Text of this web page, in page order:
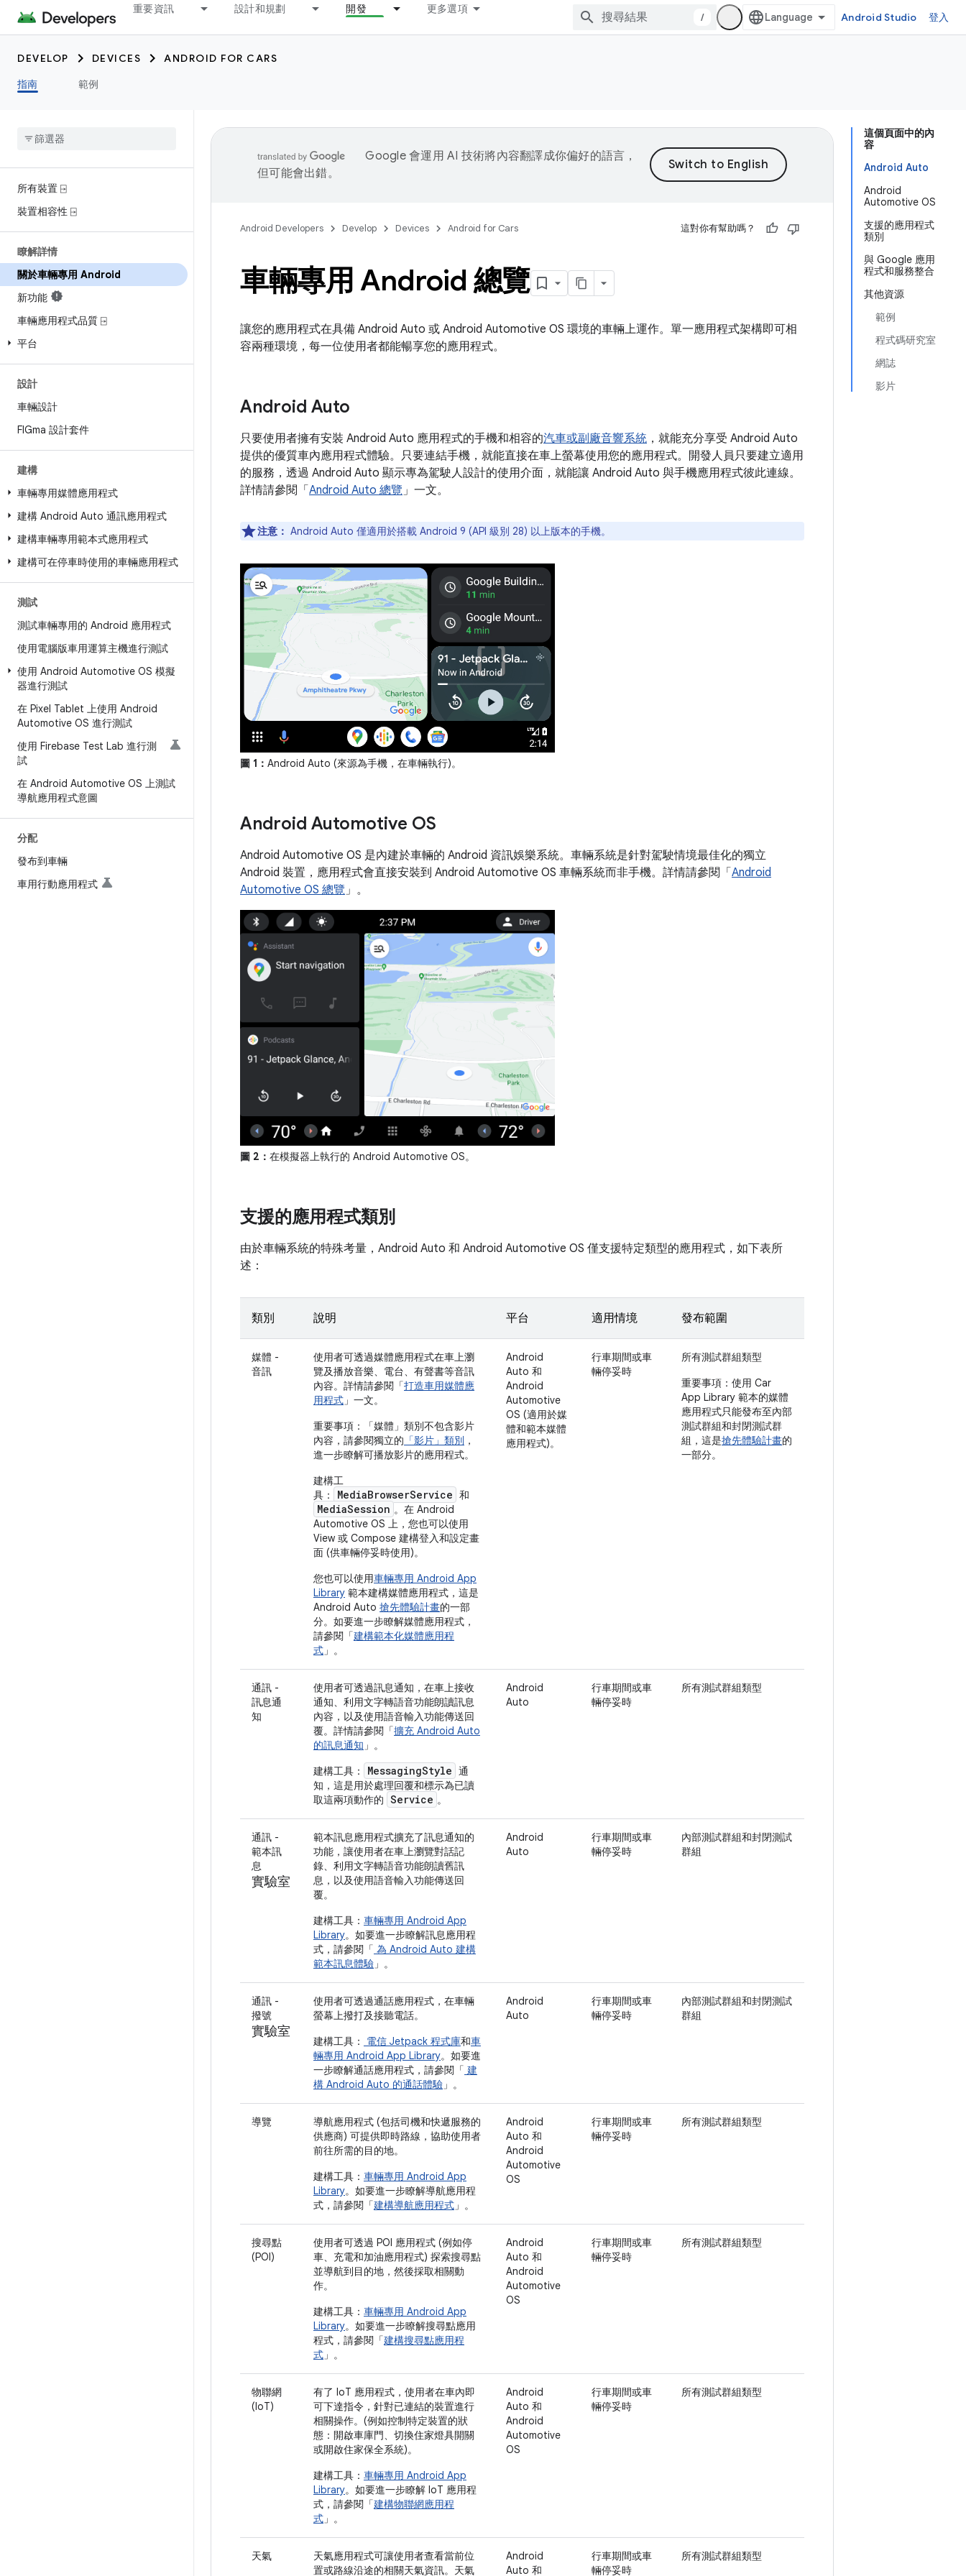
重要資訊 設計和規劃 開發 更多選項
/ Android Studio 登入
DEVELOP DEVICES
ANDROID FOR CARS
指南
範例
所有裝置 ⍈
裝置相容性 ⍈
瞭解詳情
關於車輛專用 Android
新功能
車輛應用程式品質 ⍈
平台
設計
車輛設計
FIGma 設計套件
建構
車輛專用媒體應用程式
建構 Android Auto 通訊應用程式
建構車輛專用範本式應用程式
建構可在停車時使用的車輛應用程式
測試
測試車輛專用的 Android 應用程式
使用電腦版車用運算主機進行測試
使用 Android Automotive OS 模擬
器進行測試
在 Pixel Tablet 上使用 Android
Automotive OS 進行測試
使用 Firebase Test Lab 進行測
試
在 Android Automotive OS 上測試
導航應用程式意圖
分配
發布到車輛
車用行動應用程式
這個頁面中的內
容
Android Auto
Android
Automotive OS
支援的應用程式
類別
與 Google 應用
程式和服務整合
其他資源
範例
程式碼研究室
網誌
影片
Google 會運用 AI 技術將內容翻譯成你偏好的語言，
但可能會出錯。
Android Developers Develop Devices Android for Cars 這對你有幫助嗎？
車輛專用 Android 總覽
讓您的應用程式在具備 Android Auto 或 Android Automotive OS 環境的車輛上運作。單一應用程式架構即可相
容兩種環境，每一位使用者都能暢享您的應用程式。
Android Auto
只要使用者擁有安裝 Android Auto 應用程式的手機和相容的汽車或副廠音響系統 ，就能充分享受 Android Auto
提供的優質車內應用程式體驗。只要連結手機，就能直接在車上螢幕使用您的應用程式。開發人員只要建立適用
的服務，透過 Android Auto 顯示專為駕駛人設計的使用介面，就能讓 Android Auto 與手機應用程式彼此連線。
詳情請參閱「 Android Auto 總覽」一文。
注意： Android Auto 僅適用於搭載 Android 9 (API 級別 28) 以上版本的手機。
圖 1： Android Auto (來源為手機，在車輛執行)。
Android Automotive OS
Android Automotive OS 是內建於車輛的 Android 資訊娛樂系統。車輛系統是針對駕駛情境最佳化的獨立
Android 裝置，應用程式會直接安裝到 Android Automotive OS 車輛系統而非手機。詳情請參閱「Android
Automotive OS 總覽 」。
圖 2： 在模擬器上執行的 Android Automotive OS。
支援的應用程式類別
由於車輛系統的特殊考量，Android Auto 和 Android Automotive OS 僅支援特定類型的應用程式，如下表所
述：
類別 說明 平台 適用情境 發布範圍
媒體 -
音訊
使用者可透過媒體應用程式在車上瀏
覽及播放音樂、電台、有聲書等音訊
內容。詳情請參閱「打造車用媒體應
用程式 」一文。
重要事項：
「媒體」類別不包含影片
內容，請參閱獨立的 「影片」類別 ，
進一步瞭解可播放影片的應用程式。
建構工
具：
MediaBrowserService 和
MediaSession 。在 Android
Automotive OS 上，您也可以使用
View 或 Compose 建構登入和設定畫
面 (供車輛停妥時使用)。
您也可以使用車輛專用 Android App
Library 範本建構媒體應用程式，這是
Android Auto 搶先體驗計畫的一部
分。如要進一步瞭解媒體應用程式，
請參閱「建構範本化媒體應用程
式 」。
Android
Auto 和
Android
Automotive
OS (適用於媒
體和範本媒體
應用程式)。
行車期間或車
輛停妥時
所有測試群組類型
重要事項： 使用 Car
App Library 範本的媒體
應用程式只能發布至內部
測試群組和封閉測試群
組，這是搶先體驗計畫的
一部分。
通訊 -
訊息通
知
使用者可透過訊息通知，在車上接收
通知、利用文字轉語音功能朗讀訊息
內容，以及使用語音輸入功能傳送回
覆。詳情請參閱「擴充 Android Auto
的訊息通知 」。
建構工具：
MessagingStyle 通
知，這是用於處理回覆和標示為已讀
取這兩項動作的 Service 。
Android
Auto
行車期間或車
輛停妥時
所有測試群組類型
通訊 -
範本訊
息
實驗室
範本訊息應用程式擴充了訊息通知的
功能，讓使用者在車上瀏覽對話記
錄、利用文字轉語音功能朗讀舊訊
息，以及使用語音輸入功能傳送回
覆。
建構工具： 車輛專用 Android App
Library。如要進一步瞭解訊息應用程
式，請參閱「 為 Android Auto 建構
範本訊息體驗 」。
Android
Auto
行車期間或車
輛停妥時
內部測試群組和封閉測試
群組
通訊 -
撥號
實驗室
使用者可透過通話應用程式，在車輛
螢幕上撥打及接聽電話。
建構工具：
電信 Jetpack 程式庫和車
輛專用 Android App Library。如要進
一步瞭解通話應用程式，請參閱「 建
構 Android Auto 的通話體驗 」。
Android
Auto
行車期間或車
輛停妥時
內部測試群組和封閉測試
群組
導覽
導航應用程式 (包括司機和快遞服務的
供應商) 可提供即時路線，協助使用者
前往所需的目的地。
建構工具： 車輛專用 Android App
Library。如要進一步瞭解導航應用程
式，請參閱「建構導航應用程式 」。
Android
Auto 和
Android
Automotive
OS
行車期間或車
輛停妥時
所有測試群組類型
搜尋點
(POI)
使用者可透過 POI 應用程式 (例如停
車、充電和加油應用程式) 探索搜尋點
並導航到目的地，然後採取相關動
作。
建構工具： 車輛專用 Android App
Library。如要進一步瞭解搜尋點應用
程式，請參閱「建構搜尋點應用程
式 」。
Android
Auto 和
Android
Automotive
OS
行車期間或車
輛停妥時
所有測試群組類型
物聯網
(IoT)
有了 IoT 應用程式，使用者在車內即
可下達指令，針對已連結的裝置進行
相關操作。(例如控制特定裝置的狀
態：開啟車庫門、切換住家燈具開關
或開啟住家保全系統)。
建構工具： 車輛專用 Android App
Library。如要進一步瞭解 IoT 應用程
式，請參閱「建構物聯網應用程
式 」。
Android
Auto 和
Android
Automotive
OS
行車期間或車
輛停妥時
所有測試群組類型
天氣
天氣應用程式可讓使用者查看當前位
置或路線沿途的相關天氣資訊。天氣
Android
Auto 和
行車期間或車
輛停妥時
所有測試群組類型